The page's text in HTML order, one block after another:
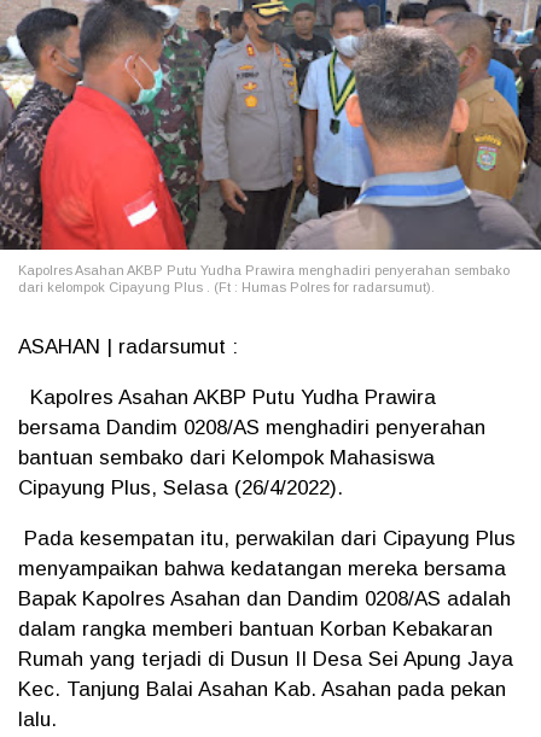
Kapolres Asahan AKBP Putu Yudha Prawira menghadiri penyerahan sembako
dari kelompok Cipayung Plus . (Ft : Humas Polres for radarsumut).
ASAHAN | radarsumut :
Kapolres Asahan AKBP Putu Yudha Prawira
bersama Dandim 0208/AS menghadiri penyerahan
bantuan sembako dari Kelompok Mahasiswa
Cipayung Plus, Selasa (26/4/2022).
Pada kesempatan itu, perwakilan dari Cipayung Plus
menyampaikan bahwa kedatangan mereka bersama
Bapak Kapolres Asahan dan Dandim 0208/AS adalah
dalam rangka memberi bantuan Korban Kebakaran
Rumah yang terjadi di Dusun II Desa Sei Apung Jaya
Kec. Tanjung Balai Asahan Kab. Asahan pada pekan
lalu.